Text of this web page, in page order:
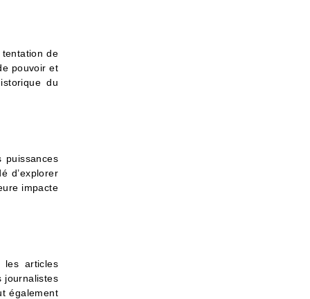
de
pouvoir et
du
puissances
d’explorer
impacte
les articles
journalistes
également